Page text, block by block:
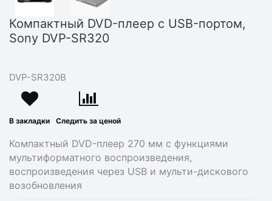
Компактный DVD-плеер с USB-портом,
Sony DVP-SR320
DVP-SR320B
В закладки Следить за ценой
Компактный DVD-плеер 270 мм с функциями
мультиформатного воспроизведения,
воспроизведения через USB и мульти-дискового
возобновления